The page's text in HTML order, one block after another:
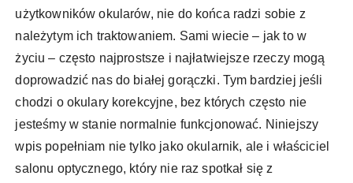
użytkowników okularów, nie do końca radzi sobie z
należytym ich traktowaniem. Sami wiecie – jak to w
życiu – często najprostsze i najłatwiejsze rzeczy mogą
doprowadzić nas do białej gorączki. Tym bardziej jeśli
chodzi o okulary korekcyjne, bez których często nie
jesteśmy w stanie normalnie funkcjonować. Niniejszy
wpis popełniam nie tylko jako okularnik, ale i właściciel
salonu optycznego, który nie raz spotkał się z